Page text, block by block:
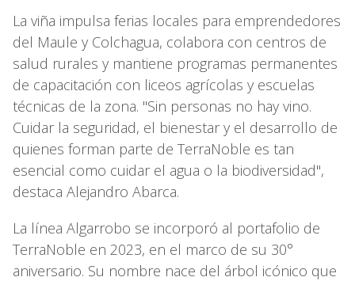
La viña impulsa ferias locales para emprendedores
del Maule y Colchagua, colabora con centros de
salud rurales y mantiene programas permanentes
de capacitación con liceos agrícolas y escuelas
técnicas de la zona. "Sin personas no hay vino.
Cuidar la seguridad, el bienestar y el desarrollo de
quienes forman parte de TerraNoble es tan
esencial como cuidar el agua o la biodiversidad",
destaca Alejandro Abarca.
La línea Algarrobo se incorporó al portafolio de
TerraNoble en 2023, en el marco de su 30°
aniversario. Su nombre nace del árbol icónico que